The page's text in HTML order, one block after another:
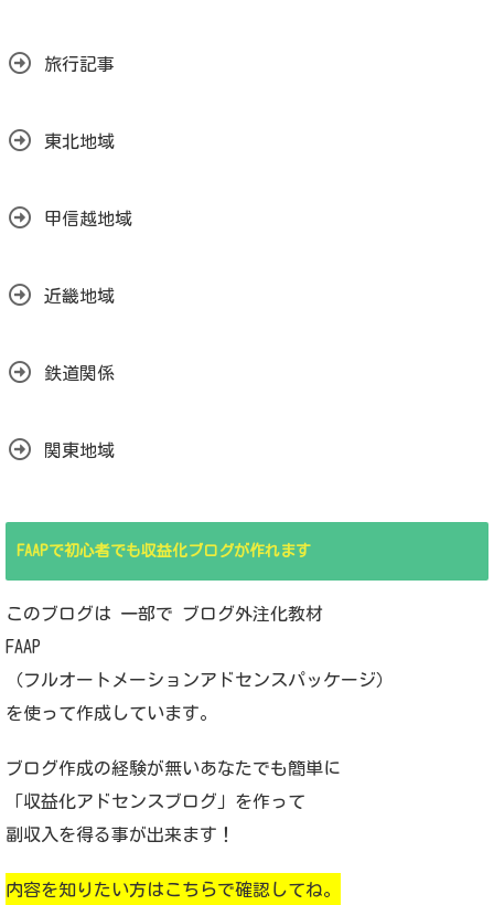
旅行記事
東北地域
甲信越地域
近畿地域
鉄道関係
関東地域
FAAPで初心者でも収益化ブログが作れます
このブログは 一部で ブログ外注化教材
FAAP
（フルオートメーションアドセンスパッケージ）
を使って作成しています。
ブログ作成の経験が無いあなたでも簡単に
「収益化アドセンスブログ」を作って
副収入を得る事が出来ます！
内容を知りたい方はこちらで確認してね。